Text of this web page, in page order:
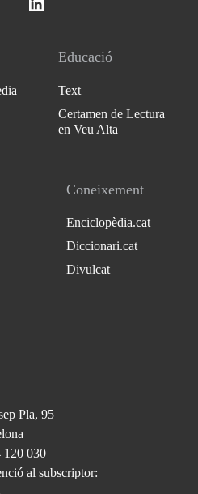
Educació
Text
Certamen de Lectura
en Veu Alta
Coneixement
Enciclopèdia.cat
Diccionari.cat
Divulcat
Pla, 95
120 030
al subscriptor: